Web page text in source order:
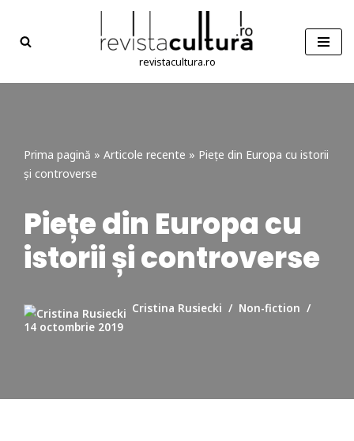
Sari
conținut
revistacultura.ro
Prima pagină » Articole recente » Piețe din Europa cu istorii
și controverse
Piețe din Europa cu
istorii și controverse
Cristina Rusiecki
Non-fiction
14 octombrie 2019